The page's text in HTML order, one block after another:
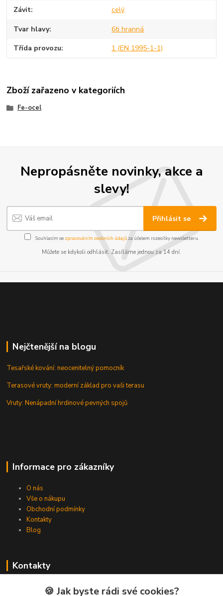
Závit celý
Tvar hlavy 6ti hranná
Třída provozu 1 (EN 1995-1-1)
Zboží zařazeno v kategoriích
Fe-ocel
Nepropásněte novinky, akce a
slevy!
Přihlásit se
Souhlasím se zpracováním osobních údajůza účelem rozesílky newsletteru.
Můžete se kdykoli odhlásit. Zasíláme jednou za 14 dní.
Nejčtenější na blogu
Tesařské kování: neocenitelný pomocník
Terasové vruty: moderní základ pro vaši terasu
Vruty: Nenápadní hrdinové pevných spojů
Informace pro zákazníky
O nás
Vše o nákupu
Obchodní podmínky
Kontakty
Blog
Kontakty
Zákaznická podpora Spojovat.cz
🍪 Jak byste rádi své cookies?